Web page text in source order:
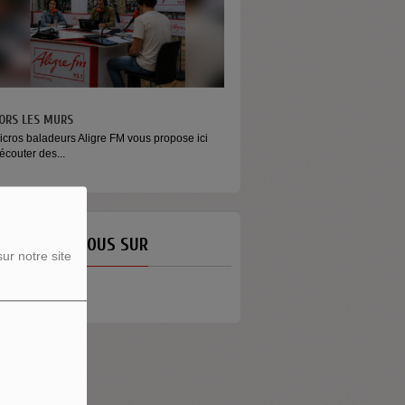
notre site
vous propose ici
Raconter l’argent autrement Money est
émission...
NOUS SUR